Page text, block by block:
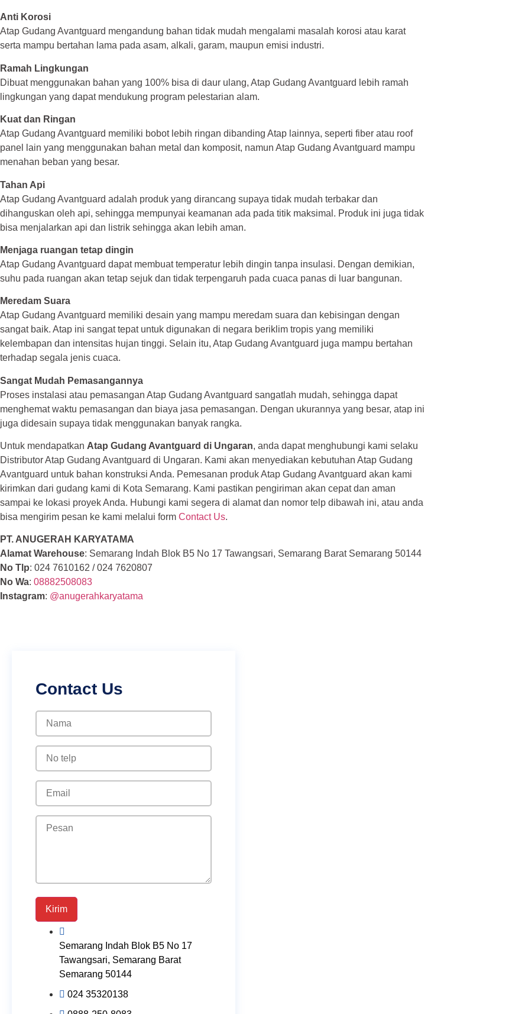
Anti Korosi
Atap Gudang Avantguard mengandung bahan tidak mudah mengalami masalah korosi atau karat
serta mampu bertahan lama pada asam, alkali, garam, maupun emisi industri.
Ramah Lingkungan
Dibuat menggunakan bahan yang 100% bisa di daur ulang, Atap Gudang Avantguard lebih ramah
lingkungan yang dapat mendukung program pelestarian alam.
Kuat dan Ringan
Atap Gudang Avantguard memiliki bobot lebih ringan dibanding Atap lainnya, seperti fiber atau roof
panel lain yang menggunakan bahan metal dan komposit, namun Atap Gudang Avantguard mampu
menahan beban yang besar.
Tahan Api
Atap Gudang Avantguard adalah produk yang dirancang supaya tidak mudah terbakar dan
dihanguskan oleh api, sehingga mempunyai keamanan ada pada titik maksimal. Produk ini juga tidak
bisa menjalarkan api dan listrik sehingga akan lebih aman.
Menjaga ruangan tetap dingin
Atap Gudang Avantguard dapat membuat temperatur lebih dingin tanpa insulasi. Dengan demikian,
suhu pada ruangan akan tetap sejuk dan tidak terpengaruh pada cuaca panas di luar bangunan.
Meredam Suara
Atap Gudang Avantguard memiliki desain yang mampu meredam suara dan kebisingan dengan
sangat baik. Atap ini sangat tepat untuk digunakan di negara beriklim tropis yang memiliki
kelembapan dan intensitas hujan tinggi. Selain itu, Atap Gudang Avantguard juga mampu bertahan
terhadap segala jenis cuaca.
Sangat Mudah Pemasangannya
Proses instalasi atau pemasangan Atap Gudang Avantguard sangatlah mudah, sehingga dapat
menghemat waktu pemasangan dan biaya jasa pemasangan. Dengan ukurannya yang besar, atap ini
juga didesain supaya tidak menggunakan banyak rangka.
Untuk mendapatkan Atap Gudang Avantguard di Ungaran, anda dapat menghubungi kami selaku
Distributor Atap Gudang Avantguard di Ungaran. Kami akan menyediakan kebutuhan Atap Gudang
Avantguard untuk bahan konstruksi Anda. Pemesanan produk Atap Gudang Avantguard akan kami
kirimkan dari gudang kami di Kota Semarang. Kami pastikan pengiriman akan cepat dan aman
sampai ke lokasi proyek Anda. Hubungi kami segera di alamat dan nomor telp dibawah ini, atau anda
bisa mengirim pesan ke kami melalui form Contact Us.
PT. ANUGERAH KARYATAMA
Alamat Warehouse: Semarang Indah Blok B5 No 17 Tawangsari, Semarang Barat Semarang 50144
No Tlp: 024 7610162 / 024 7620807
No Wa: 08882508083
Instagram: @anugerahkaryatama
Contact Us
Kirim
Semarang Indah Blok B5 No 17
Tawangsari, Semarang Barat
Semarang 50144
024 35320138